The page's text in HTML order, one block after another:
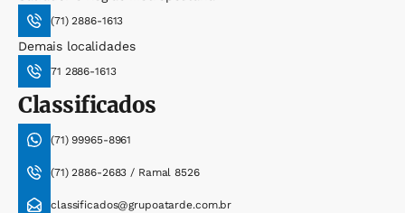
(71) 2886-1613
Demais localidades
71 2886-1613
Classificados
(71) 99965-8961
(71) 2886-2683 / Ramal 8526
classificados@grupoatarde.com.br